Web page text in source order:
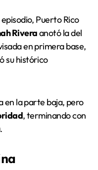
Puerto Rico
Riveraanotó la del
en primera base,
su histórico
en la parte baja, pero
, terminando con